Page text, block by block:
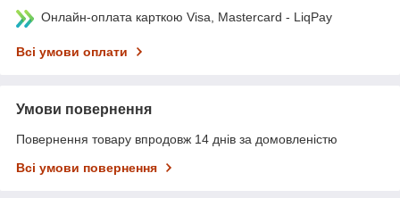
Онлайн-оплата карткою Visa, Mastercard - LiqPay
Всі умови оплати
Умови повернення
Повернення товару впродовж 14 днів за домовленістю
Всі умови повернення